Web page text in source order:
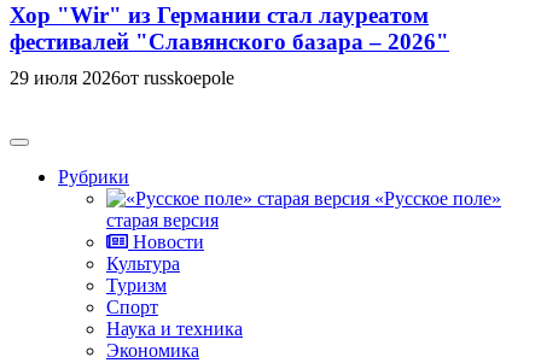
Хор "Wir" из Германии стал лауреатом
фестивалей "Славянского базара – 2026"
29 июля 2026от russkoepole
Рубрики
«Русское поле»
старая версия
Новости
Культура
Туризм
Спорт
Наука и техника
Экономика